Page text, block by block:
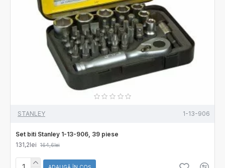
STANLEY 1-13-906
Set biti Stanley 1-13-906, 39 piese
131,2lei
164,6lei